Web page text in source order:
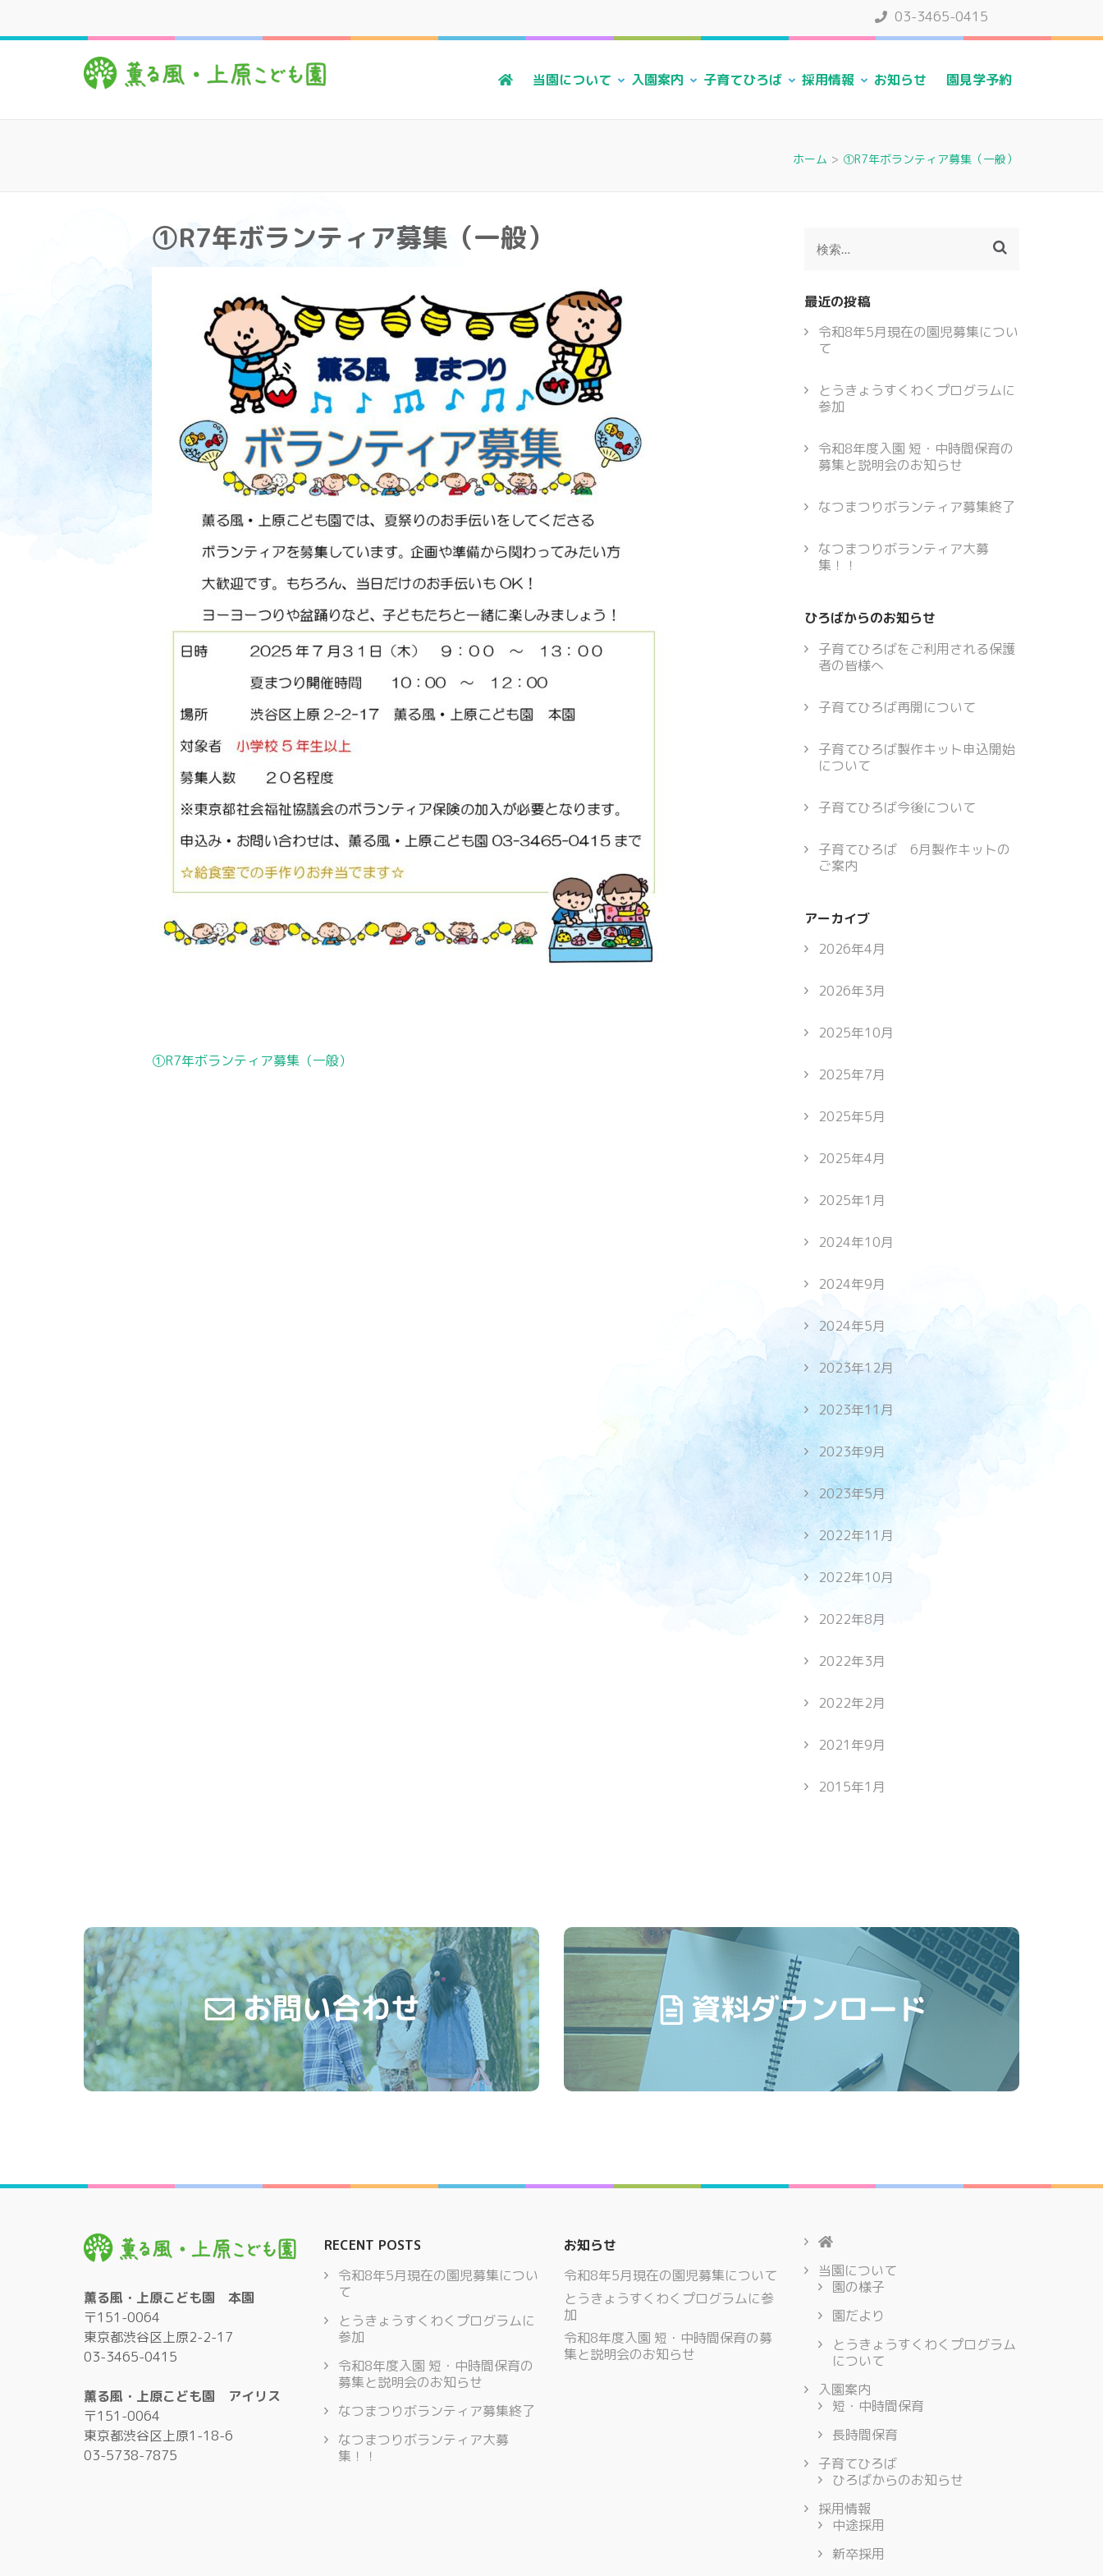
03-3465-0415
薫る風・上原こども園
当園について 入園案内 子育てひろば 採用情報 お知らせ 園見学予約
ホーム > ①R7年ボランティア募集（一般）
①R7年ボランティア募集（一般）
投
①R7年ボランティア募集（一般）
検
最近の投稿
令和8年5月現在の園児募集につい
て
とうきょうすくわくプログラムに
参加
令和8年度入園 短・中時間保育の
募集と説明会のお知らせ
なつまつりボランティア募集終了
なつまつりボランティア大募
集！！
ひろばからのお知らせ
子育てひろばをご利用される保護
者の皆様へ
子育てひろば再開について
子育てひろば製作キット申込開始
について
子育てひろば今後について
子育てひろば 6月製作キットの
ご案内
アーカイブ
2026年4月
2026年3月
2025年10月
2025年7月
2025年5月
2025年4月
2025年1月
2024年10月
2024年9月
2024年5月
2023年12月
2023年11月
2023年9月
2023年5月
2022年11月
2022年10月
2022年8月
2022年3月
2022年2月
2021年9月
2015年1月
薫る風・上原こども園 本園
〒151-0064
東京都渋谷区上原2-2-17
03-3465-0415
薫る風・上原こども園 アイリス
〒151-0064
東京都渋谷区上原1-18-6
03-5738-7875
RECENT POSTS
令和8年5月現在の園児募集につい
て
とうきょうすくわくプログラムに
参加
令和8年度入園 短・中時間保育の
募集と説明会のお知らせ
なつまつりボランティア募集終了
なつまつりボランティア大募
集！！
お知らせ
令和8年5月現在の園児募集について
とうきょうすくわくプログラムに参
加
令和8年度入園 短・中時間保育の募
集と説明会のお知らせ
当園について
園の様子
園だより
とうきょうすくわくプログラム
について
入園案内
短・中時間保育
長時間保育
子育てひろば
ひろばからのお知らせ
採用情報
中途採用
新卒採用